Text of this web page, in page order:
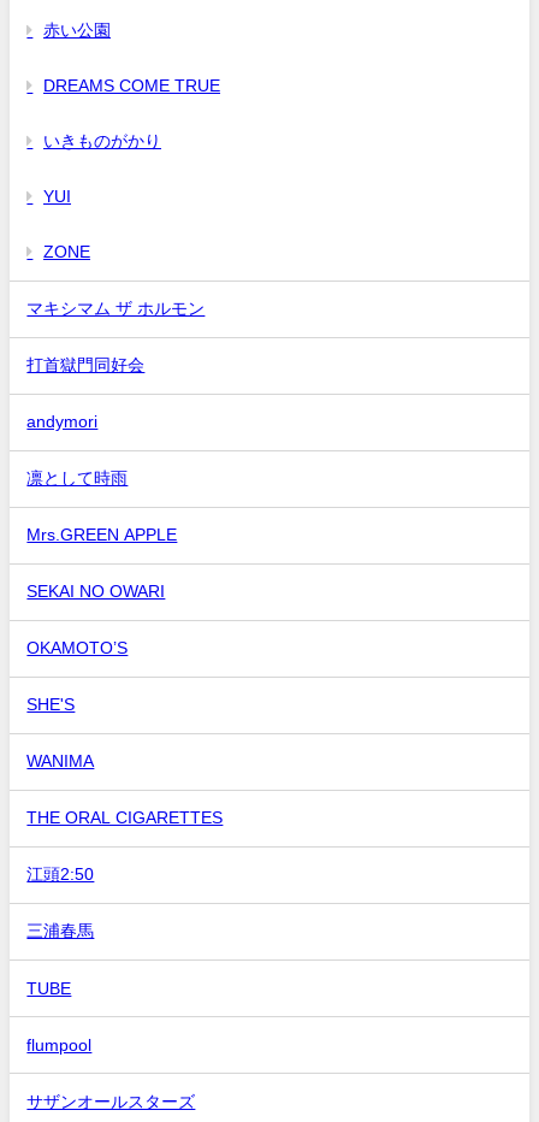
赤い公園
DREAMS COME TRUE
いきものがかり
YUI
ZONE
マキシマム ザ ホルモン
打首獄門同好会
andymori
凛として時雨
Mrs.GREEN APPLE
SEKAI NO OWARI
OKAMOTO’S
SHE'S
WANIMA
THE ORAL CIGARETTES
江頭2:50
三浦春馬
TUBE
flumpool
サザンオールスターズ